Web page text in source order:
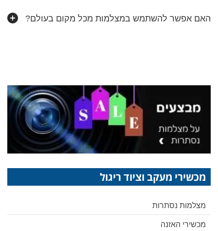
מכשירי מעקב וציוד ריגול
מצלמות נסתרות
מכשירי האזנה
האם אפשר להשתמש במצלמות מכל מקום בעולם?